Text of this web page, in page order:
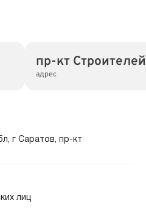
пр-кт
адрес
г Саратов, пр-кт
лиц